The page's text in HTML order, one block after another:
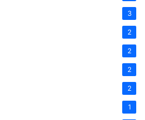
3
2
2
2
2
1